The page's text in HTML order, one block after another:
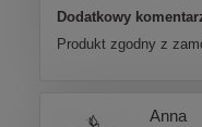
Dodatkowy
Produkt zgodny z
Anna